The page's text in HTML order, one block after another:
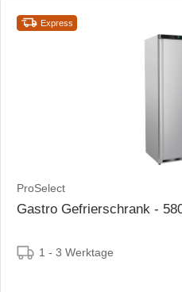
Express
ProSelect
Gastro Gefrierschrank -
1 - 3 Werktage